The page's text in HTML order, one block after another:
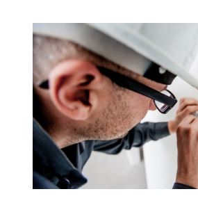
som vill göra. Det kommer att